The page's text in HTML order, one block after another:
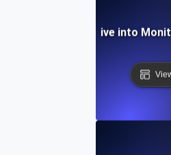
APIs: A Deep Dive into